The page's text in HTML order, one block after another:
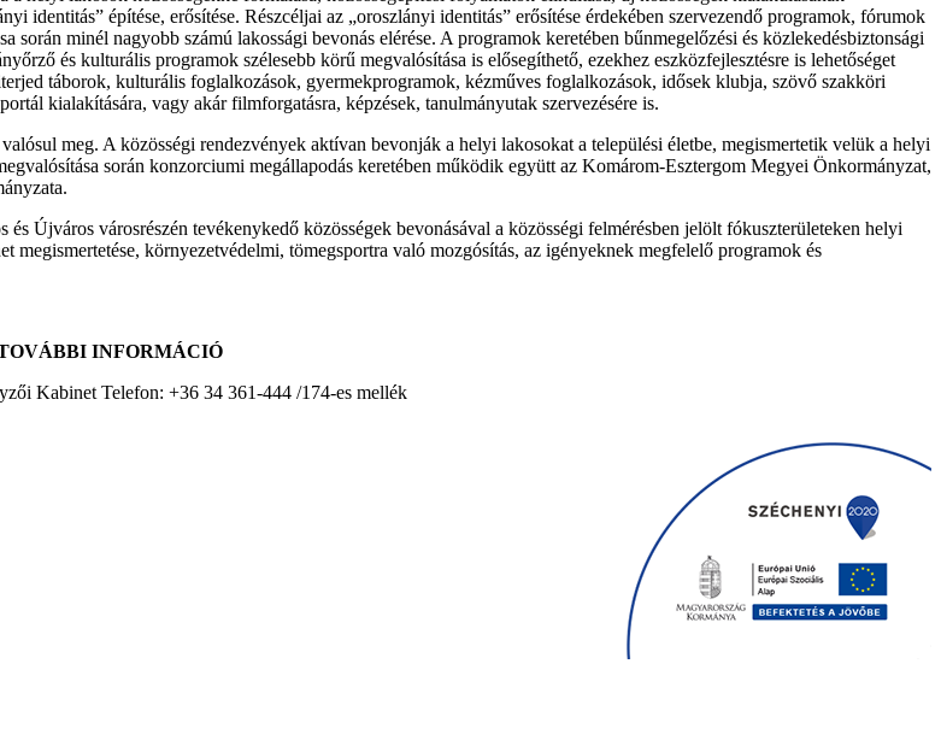
identitás” építése, erősítése. Részcéljai az „oroszlányi identitás” erősítése érdekében szervezendő programok, fórumok
során minél nagyobb számú lakossági bevonás elérése. A programok keretében bűnmegelőzési és közlekedésbiztonsági
és kulturális programok szélesebb körű megvalósítása is elősegíthető, ezekhez eszközfejlesztésre is lehetőséget
táborok, kulturális foglalkozások, gyermekprogramok, kézműves foglalkozások, idősek klubja, szövő szakköri
kialakítására, vagy akár filmforgatásra, képzések, tanulmányutak szervezésére is.
meg. A közösségi rendezvények aktívan bevonják a helyi lakosokat a települési életbe, megismertetik velük a helyi
során konzorciumi megállapodás keretében működik együtt az Komárom-Esztergom Megyei Önkormányzat,
és Újváros városrészén tevékenykedő közösségek bevonásával a közösségi felmérésben jelölt fókuszterületeken helyi
megismertetése, környezetvédelmi, tömegsportra való mozgósítás, az igényeknek megfelelő programok és
INFORMÁCIÓ
Kabinet Telefon: +36 34 361-444 /174-es mellék